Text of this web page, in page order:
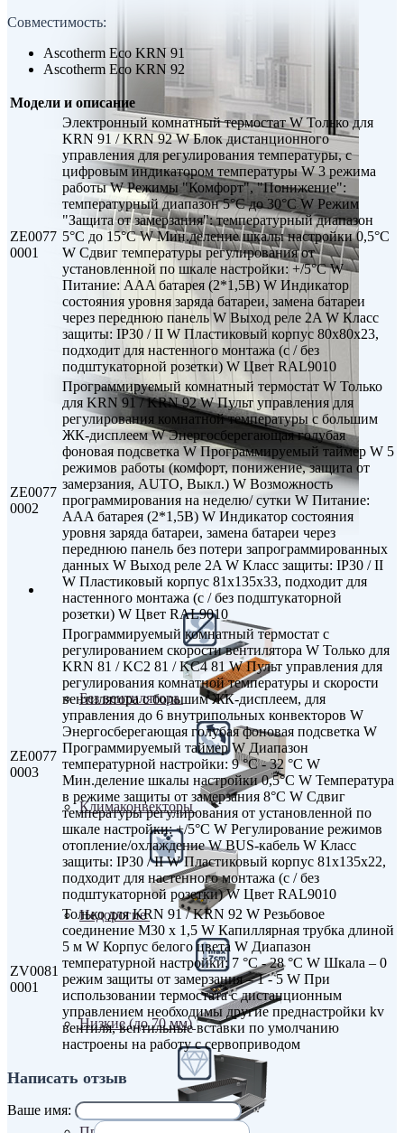
Внутрипольные конвекторы
Без вентилятора
Климаконвекторы
Недорогие
Низкие (до 70 мм)
Совместимость:
Ascotherm Eco KRN 91
Ascotherm Eco KRN 92
Модели и описание
ZE0077
0001
Электронный комнатный термостат W Только для
KRN 91 / KRN 92 W Блок дистанционного
управления для регулирования температуры, с
цифровым индикатором температуры W 3 режима
работы W Режимы "Комфорт", "Понижение":
температурный диапазон 5°C до 30°C W Режим
"Защита от замерзания": температурный диапазон
5°C до 15°C W Мин.деление шкалы настройки 0,5°C
W Сдвиг температуры регулирования от
установленной по шкале настройки: +/5°C W
Питание: AAA батарея (2*1,5В) W Индикатор
состояния уровня заряда батареи, замена батареи
через переднюю панель W Выход реле 2A W Класс
защиты: IP30 / II W Пластиковый корпус 80x80x23,
подходит для настенного монтажа (с / без
подштукаторной розетки) W Цвет RAL9010
ZE0077
0002
Программируемый комнатный термостат W Только
для KRN 91 / KRN 92 W Пульт управления для
регулирования комнатной температуры с большим
ЖК-дисплеем W Энергосберегающая голубая
фоновая подсветка W Программируемый таймер W 5
режимов работы (комфорт, понижение, защита от
замерзания, AUTO, Выкл.) W Возможность
программирования на неделю/ сутки W Питание:
AAA батарея (2*1,5В) W Индикатор состояния
уровня заряда батареи, замена батареи через
переднюю панель без потери запрограммированных
данных W Выход реле 2A W Класс защиты: IP30 / II
W Пластиковый корпус 81x135x33, подходит для
настенного монтажа (с / без подштукаторной
розетки) W Цвет RAL9010
ZE0077
0003
Программируемый комнатный термостат с
регулированием скорости вентилятора W Только для
KRN 81 / KC2 81 / KC4 81 W Пульт управления для
регулирования комнатной температуры и скорости
вентилятора с большим ЖК-дисплеем, для
управления до 6 внутрипольных конвекторов W
Энергосберегающая голубая фоновая подсветка W
Программируемый таймер W Диапазон
температурной настройки: 9 °C - 32 °C W
Мин.деление шкалы настройки 0,5°C W Температура
в режиме защиты от замерзания 8°C W Сдвиг
температуры регулирования от установленной по
шкале настройки: +/5°C W Регулирование режимов
отопление/охлаждение W BUS-кабель W Класс
защиты: IP30 / II W Пластиковый корпус 81x135x22,
подходит для настенного монтажа (с / без
подштукаторной розетки) W Цвет RAL9010
ZV0081
0001
Только для KRN 91 / KRN 92 W Резьбовое
соединение M30 x 1,5 W Капиллярная трубка длиной
5 м W Корпус белого цвета W Диапазон
температурной настройки: 7 °C - 28 °C W Шкала – 0
режим защиты от замерзания – 1 - 5 W При
использовании термостата с дистанционным
управлением необходимы другие преднастройки kv
вентиля, вентильные вставки по умолчанию
настроены на работу с сервоприводом
Написать отзыв
Ваше имя: